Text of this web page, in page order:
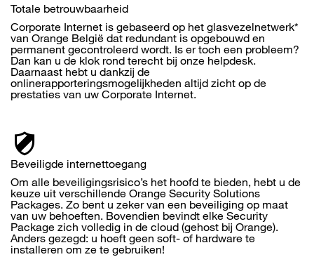
Totale betrouwbaarheid
Corporate Internet is gebaseerd op het glasvezelnetwerk*
van Orange België dat redundant is opgebouwd en
permanent gecontroleerd wordt. Is er toch een probleem?
Dan kan u de klok rond terecht bij onze helpdesk.
Daarnaast hebt u dankzij de
onlinerapporteringsmogelijkheden altijd zicht op de
prestaties van uw Corporate Internet.
Beveiligde internettoegang
Om alle beveiligingsrisico’s het hoofd te bieden, hebt u de
keuze uit verschillende Orange Security Solutions
Packages. Zo bent u zeker van een beveiliging op maat
van uw behoeften. Bovendien bevindt elke Security
Package zich volledig in de cloud (gehost bij Orange).
Anders gezegd: u hoeft geen soft- of hardware te
installeren om ze te gebruiken!